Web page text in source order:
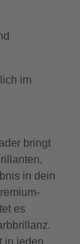
im
bringt
in dein
es
in jeden